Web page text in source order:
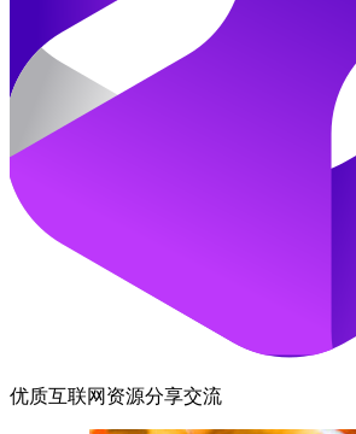
优质互联网资源分享交流